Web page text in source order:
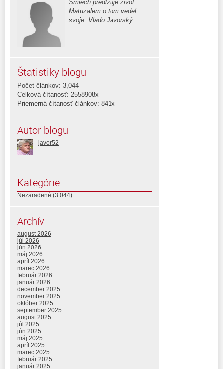
Smiech predlžuje život.
Matuzalem o tom vedel
svoje. Vlado Javorský
Štatistiky blogu
Počet článkov: 3,044
Celková čítanosť: 2558908x
Priemerná čítanosť článkov: 841x
Autor blogu
javor52
Kategórie
Nezaradené (3 044)
Archív
august 2026
júl 2026
jún 2026
máj 2026
apríl 2026
marec 2026
február 2026
január 2026
december 2025
november 2025
október 2025
september 2025
august 2025
júl 2025
jún 2025
máj 2025
apríl 2025
marec 2025
február 2025
január 2025